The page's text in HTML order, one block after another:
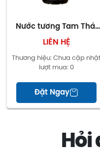
Thương Chinsu (Việt
xuất tại
Nước tương Tam Thái
Tử Nhất Ca sánh đậm
chai 500ml
LIÊN HỆ
Thương hiệu: Chưa cập
lượt mua: 0
Đặt Ngay
Hỏi